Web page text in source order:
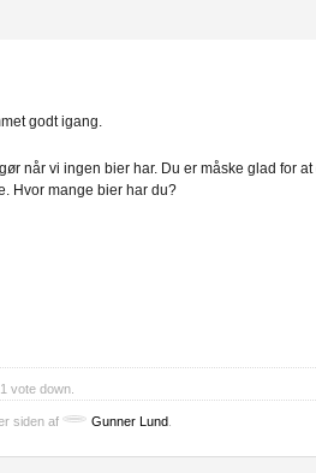
godt igang.
når vi ingen bier har. Du er måske glad for
Hvor mange bier har du?
1 vote down.
siden af Gunner Lund